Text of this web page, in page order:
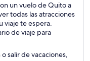
un vuelo de Quito a
todas las atracciones
viaje te espera.
de viaje para
salir de vacaciones,